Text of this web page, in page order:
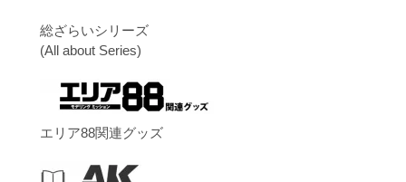
総ざらいシリーズ
(All about Series)
エリア88関連グッズ